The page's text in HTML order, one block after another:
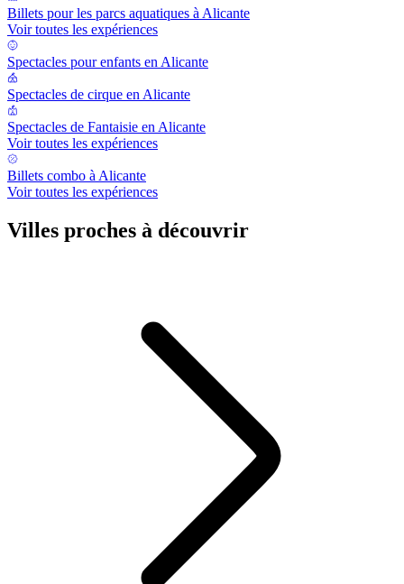
Billets pour les parcs aquatiques à Alicante
Voir toutes les expériences
Spectacles pour enfants en Alicante
Spectacles de cirque en Alicante
Spectacles de Fantaisie en Alicante
Voir toutes les expériences
Billets combo à Alicante
Voir toutes les expériences
Villes proches à découvrir